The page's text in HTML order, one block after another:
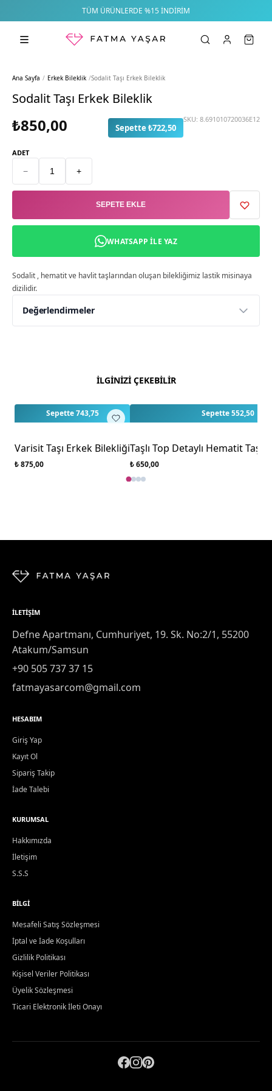
TÜM ÜRÜNLERDE %15 İNDIRIM
Ana Sayfa / Erkek Bileklik /Sodalit Taşı Erkek Bileklik
Sodalit Taşı Erkek Bileklik
₺850,00 Sepette ₺722,50
SKU: 8.691010720036E12
ADET
− +
SEPETE EKLE
WHATSAPP ILE YAZ
Sodalit , hematit ve havlit taşlarından oluşan bilekliğimiz lastik misinaya
dizilidir.
Değerlendirmeler
Bu ürün için henüz değerlendirme yapılmamış.
İLGİNİZİ ÇEKEBİLİR
Sepette 743,75
Varisit Taşı Erkek Bilekliği
₺ 875,00
Sepette 552,50
Taşlı Top Detaylı Hematit Taşı
₺ 650,00
İLETIŞIM
Defne Apartmanı, Cumhuriyet, 19. Sk. No:2/1, 55200
Atakum/Samsun
+90 505 737 37 15
fatmayasarcom@gmail.com
HESABIM
Giriş Yap
Kayıt Ol
Sipariş Takip
İade Talebi
KURUMSAL
Hakkımızda
İletişim
S.S.S
BILGI
Mesafeli Satış Sözleşmesi
İptal ve İade Koşulları
Gizlilik Politikası
Kişisel Veriler Politikası
Üyelik Sözleşmesi
Ticari Elektronik İleti Onayı